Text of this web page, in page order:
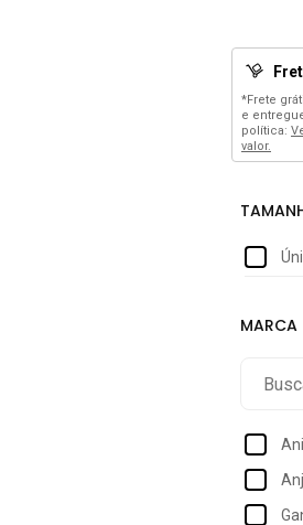
*Frete
e
política:
valor.